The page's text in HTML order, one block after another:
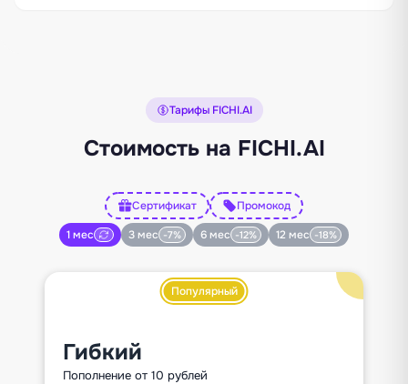
Тарифы FICHI.AI
Стоимость на FICHI.AI
Сертификат
1 мес
3 мес -7% 6 мес -12% 12 мес -18%
Промокод
Популярный
Гибкий
Пополнение от 10 рублей